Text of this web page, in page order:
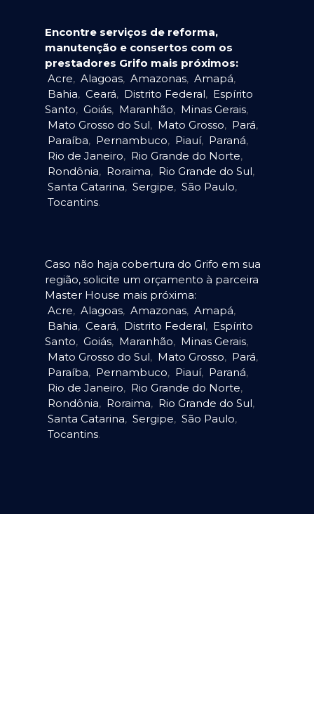
Encontre serviços de reforma,
manutenção e consertos com os
prestadores Grifo mais próximos:
Acre, Alagoas, Amazonas, Amapá,
Bahia, Ceará, Distrito Federal, Espírito
Santo, Goiás, Maranhão, Minas Gerais,
Mato Grosso do Sul, Mato Grosso, Pará,
Paraíba, Pernambuco, Piauí, Paraná,
Rio de Janeiro, Rio Grande do Norte,
Rondônia, Roraima, Rio Grande do Sul,
Santa Catarina, Sergipe, São Paulo,
Tocantins.
Caso não haja cobertura do Grifo em sua
região, solicite um orçamento à parceira
Master House mais próxima:
Acre, Alagoas, Amazonas, Amapá,
Bahia, Ceará, Distrito Federal, Espírito
Santo, Goiás, Maranhão, Minas Gerais,
Mato Grosso do Sul, Mato Grosso, Pará,
Paraíba, Pernambuco, Piauí, Paraná,
Rio de Janeiro, Rio Grande do Norte,
Rondônia, Roraima, Rio Grande do Sul,
Santa Catarina, Sergipe, São Paulo,
Tocantins.